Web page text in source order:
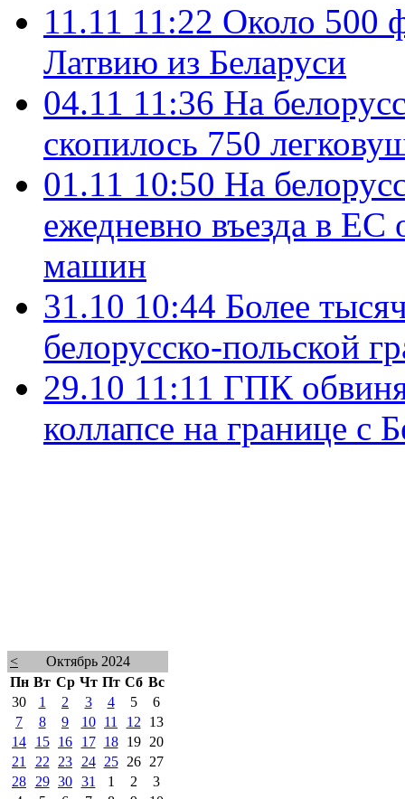
11.11 11:22 Около 500
Латвию из Беларуси
04.11 11:36 На
скопилось 750
01.11 10:50 На
ежедневно въезда в
машин
31.10 10:44 Более
белорусско-польской
29.10 11:11 ГПК
коллапсе на границе с
<
Октябрь 2024
Пн Вт Ср Чт Пт Сб Вс
30
1 2 3 4 5
6
7
8 9 10 11 12
13
14
15 16 17 18 19
20
21
22 23 24 25 26
27
28
29 30 31 1 2
3